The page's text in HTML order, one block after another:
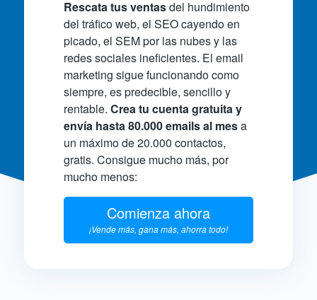
Rescata tus ventasdel hundimiento
del tráfico web, el SEO cayendo en
picado, el SEM por las nubes y las
redes sociales ineficientes. El email
marketing sigue funcionando como
siempre, es predecible, sencillo y
rentable. Crea tu cuenta gratuita y
envía hasta 80.000 emails al mesa
un máximo de 20.000 contactos,
gratis. Consigue mucho más, por
mucho menos:
Comienza ahora
¡Vende más, gana más, ahorra todo!